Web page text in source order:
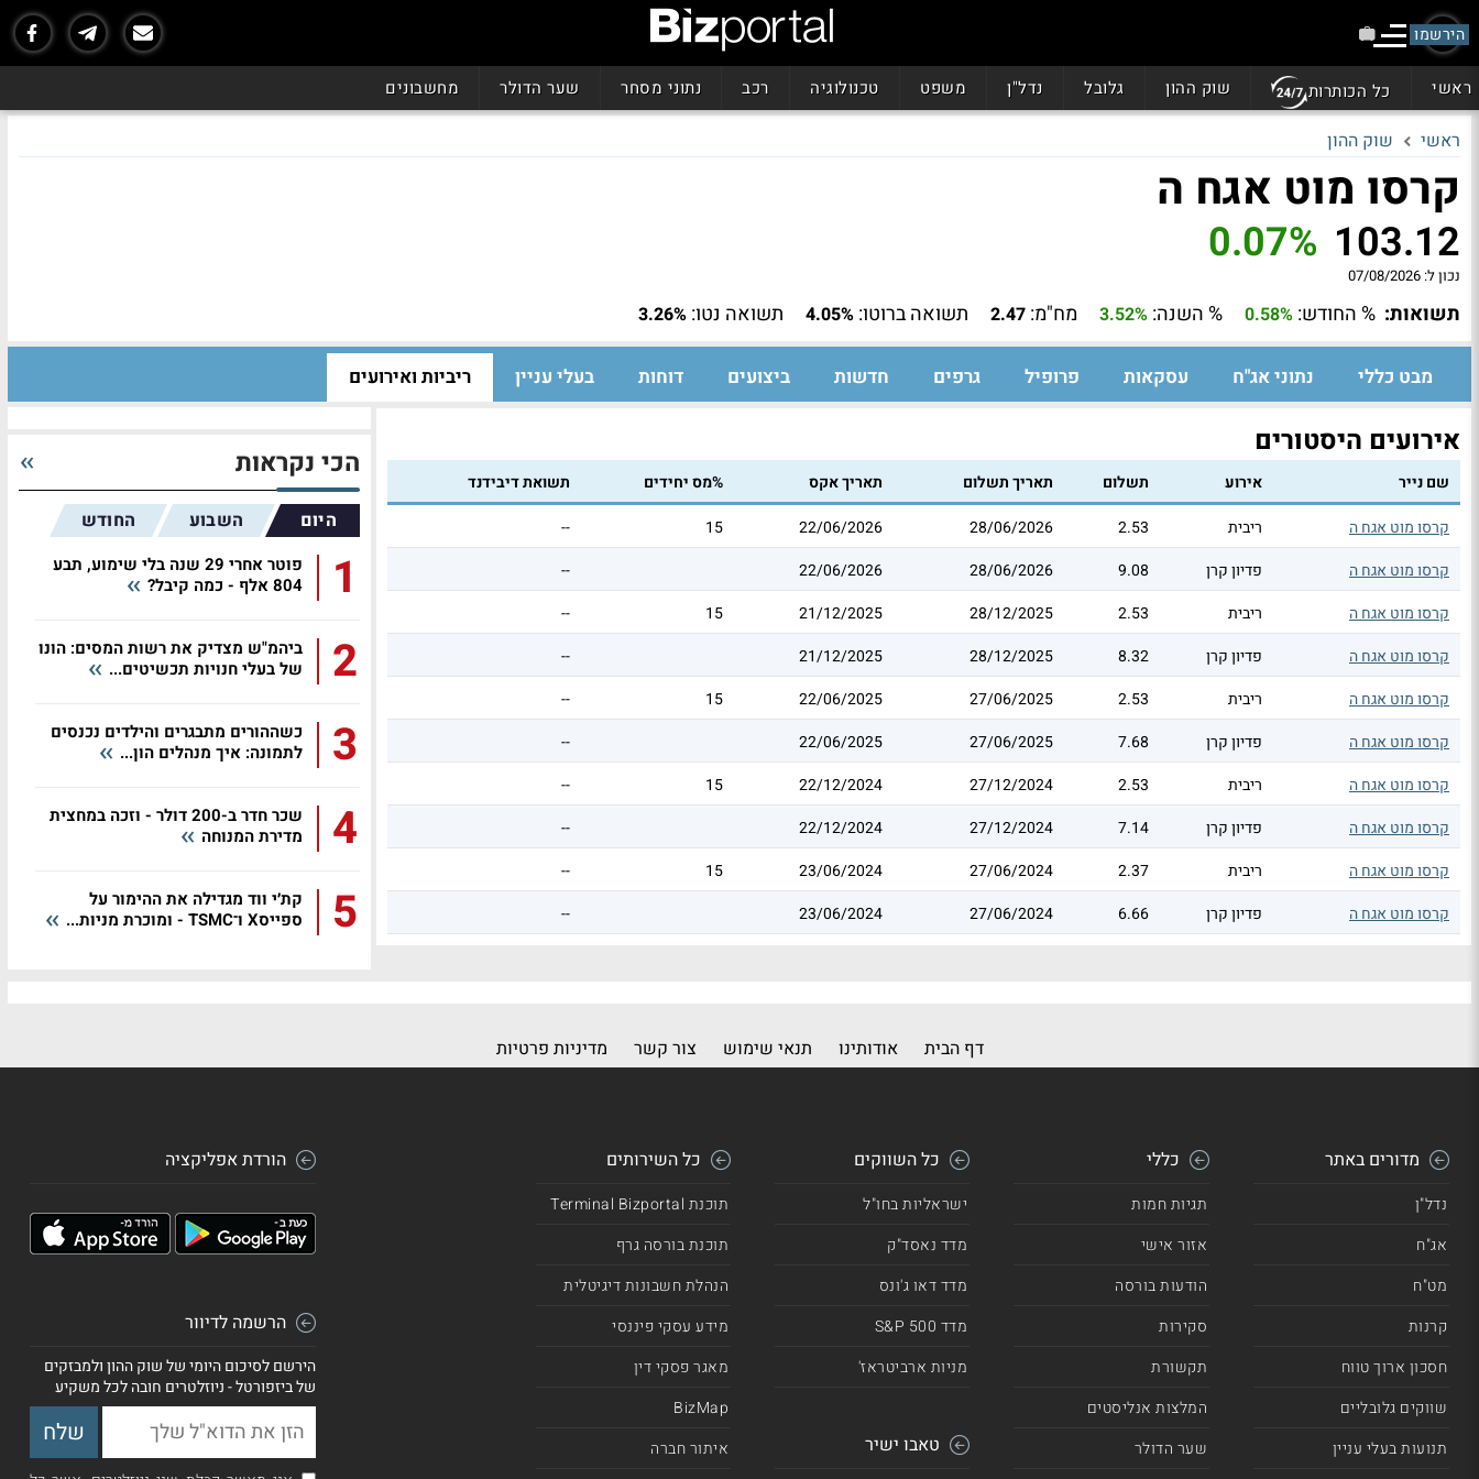
הירשמו
ראשי כל הכותרות שוק ההון גלובל נדל"ן משפט טכנולוגיה רכב נתוני מסחר שער הדולר מחשבונים
ראשי שוק ההון
קרסו מוט אגח ה
103.12
0.07%
נכון ל: 07/08/2026
תשואות: % החודש: 0.58% % השנה: 3.52% מח"מ: 2.47 תשואה ברוטו: 4.05% תשואה נטו: 3.26%
מבט כללי נתוני אג"ח עסקאות פרופיל גרפים חדשות ביצועים דוחות בעלי עניין ריביות ואירועים
אירועים היסטורים
שם נייר אירוע תשלום תאריך תשלום תאריך אקס %מס יחידים
תשואת דיבידנד
קרסו מוט אגח ה
ריבית 2.53
28/06/2026
22/06/2026
15
--
קרסו מוט אגח ה
פדיון קרן 9.08
28/06/2026
22/06/2026
--
קרסו מוט אגח ה
ריבית 2.53
28/12/2025
21/12/2025
15
--
קרסו מוט אגח ה
פדיון קרן 8.32
28/12/2025
21/12/2025
--
קרסו מוט אגח ה
ריבית 2.53
27/06/2025
22/06/2025
15
--
קרסו מוט אגח ה
פדיון קרן 7.68
27/06/2025
22/06/2025
--
קרסו מוט אגח ה
ריבית 2.53
27/12/2024
22/12/2024
15
--
קרסו מוט אגח ה
פדיון קרן 7.14
27/12/2024
22/12/2024
--
קרסו מוט אגח ה
ריבית 2.37
27/06/2024
23/06/2024
15
--
קרסו מוט אגח ה
פדיון קרן 6.66
27/06/2024
23/06/2024
--
הכי נקראות
היום השבוע החודש
1
פוטר אחרי 29 שנה בלי שימוע, תבע
804 אלף - כמה קיבל?
2
ביהמ"ש מצדיק את רשות המסים: הונו
של בעלי חנויות תכשיטים...
3
כשההורים מתבגרים והילדים נכנסים
לתמונה: איך מנהלים הון...
4
שכר חדר ב-200 דולר - וזכה במחצית
מדירת המנוחה
5
קת׳י ווד מגדילה את ההימור על
ספייסX ו־TSMC - ומוכרת מניות...
דף הבית אודותינו תנאי שימוש צור קשר מדיניות פרטיות
מדורים באתר
נדל"ן
אג"ח
מט"ח
קרנות
חסכון ארוך טווח
שווקים גלובליים
תנועות בעלי עניין
כללי
תגיות חמות
אזור אישי
הודעות בורסה
סקירות
תקשורת
המלצות אנליסטים
שער הדולר
כל השווקים
ישראליות בחו"ל
מדד נאסד"ק
מדד דאו ג'ונס
מדד 500 S&P
מניות ארביטראז'
טאבו ישיר
כל השירותים
תוכנת Terminal Bizportal
תוכנת בורסה גרף
הנהלת חשבונות דיגיטלית
מידע עסקי פיננסי
מאגר פסקי דין
BizMap
איתור חברה
הורדת אפליקציה
הרשמה לדיוור
הירשם לסיכום היומי של שוק ההון ולמבזקים
של ביזפורטל - ניוזלטרים חובה לכל משקיע